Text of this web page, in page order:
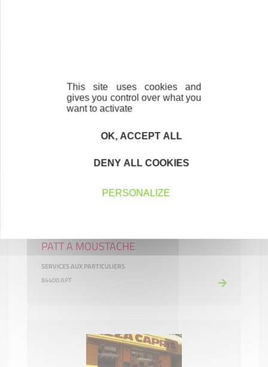
84300 CAVAILLON
PATT A MOUSTACHE
SERVICES AUX PARTICULIERS
84400 APT
This site uses cookies and
gives you control over what you
want to activate
OK, ACCEPT ALL
DENY ALL COOKIES
PERSONALIZE